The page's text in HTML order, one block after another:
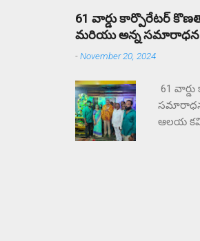
కుమారిస్
జవాన్లు
61 వార్డు కార్పొరేటర్
మరియు అన్న సమారాధన
-November 20, 2024
61
సమారాధన
ఆలయ